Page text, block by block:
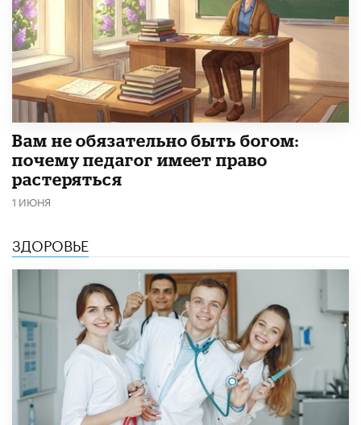
​Вам не обязательно быть богом:
почему педагог имеет право
растеряться
1 ИЮНЯ
ЗДОРОВЬЕ